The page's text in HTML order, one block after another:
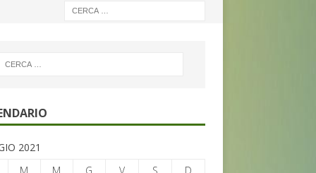
2021
M M G V S
D